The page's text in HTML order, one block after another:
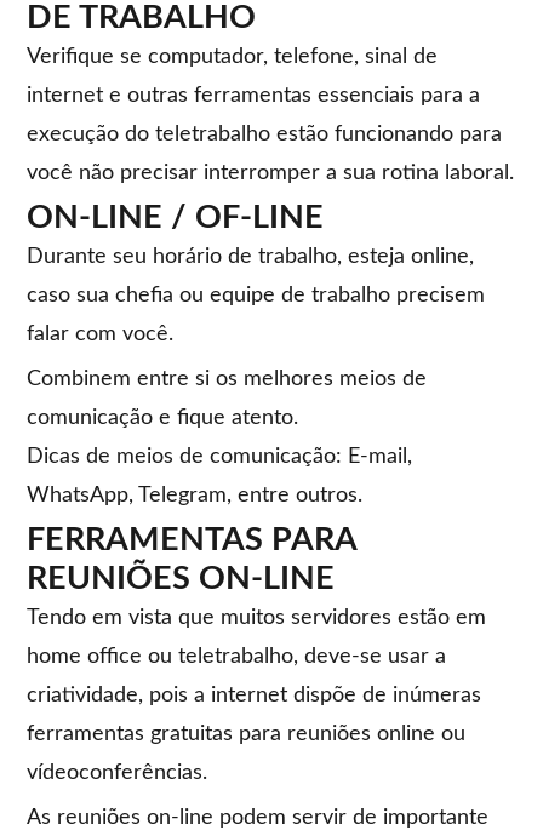
DE TRABALHO
Verifique se computador, telefone, sinal de
internet e outras ferramentas essenciais para a
execução do teletrabalho estão funcionando para
você não precisar interromper a sua rotina laboral.
ON-LINE / OF-LINE
Durante seu horário de trabalho, esteja online,
caso sua chefia ou equipe de trabalho precisem
falar com você.
Combinem entre si os melhores meios de
comunicação e fique atento.
Dicas de meios de comunicação: E-mail,
WhatsApp, Telegram, entre outros.
FERRAMENTAS PARA
REUNIÕES ON-LINE
Tendo em vista que muitos servidores estão em
home office ou teletrabalho, deve-se usar a
criatividade, pois a internet dispõe de inúmeras
ferramentas gratuitas para reuniões online ou
vídeoconferências.
As reuniões on-line podem servir de importante